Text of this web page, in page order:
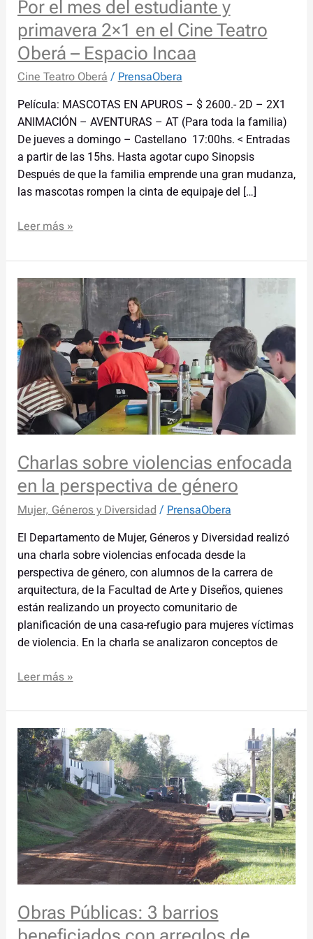
Por el mes del estudiante y
primavera 2×1 en el Cine Teatro
Oberá – Espacio Incaa
Cine Teatro Oberá / PrensaObera
Película: MASCOTAS EN APUROS – $ 2600.- 2D – 2X1
ANIMACIÓN – AVENTURAS – AT (Para toda la familia) ️
De jueves a domingo – Castellano 17:00hs. < Entradas
a partir de las 15hs. Hasta agotar cupo Sinopsis
Después de que la familia emprende una gran mudanza,
las mascotas rompen la cinta de equipaje del […]
Leer más »
Charlas sobre violencias enfocada
en la perspectiva de género
Mujer, Géneros y Diversidad / PrensaObera
El Departamento de Mujer, Géneros y Diversidad realizó
una charla sobre violencias enfocada desde la
perspectiva de género, con alumnos de la carrera de
arquitectura, de la Facultad de Arte y Diseños, quienes
están realizando un proyecto comunitario de
planificación de una casa-refugio para mujeres víctimas
de violencia. En la charla se analizaron conceptos de
Charlas
sobre
violencias
enfocada
en
la
perspectiva
de
género
Leer más »
Obras Públicas: 3 barrios
Obras
Públicas:
barrios
beneficiados
con
arreglos
de
calles